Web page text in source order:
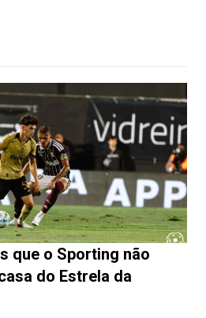
que o Sporting não
do Estrela da